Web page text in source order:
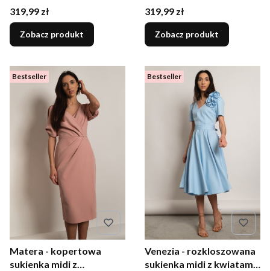
rozcięciem na rękawach
brzoskwiniowa
Cena
319,99 zł
Zobacz produkt
rozcięciem na rękawach
ecru
Cena
319,99 zł
Zobacz produkt
Bestseller
Matera - kopertowa
sukienka midi z
Bestseller
Venezia - rozkloszowana
sukienka midi z kwiatami